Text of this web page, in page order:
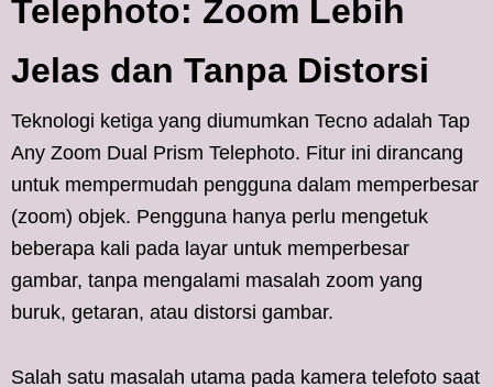
Telephoto: Zoom Lebih
Jelas dan Tanpa Distorsi
Teknologi ketiga yang diumumkan Tecno adalah Tap
Any Zoom Dual Prism Telephoto. Fitur ini dirancang
untuk mempermudah pengguna dalam memperbesar
(zoom) objek. Pengguna hanya perlu mengetuk
beberapa kali pada layar untuk memperbesar
gambar, tanpa mengalami masalah zoom yang
buruk, getaran, atau distorsi gambar.
Salah satu masalah utama pada kamera telefoto saat